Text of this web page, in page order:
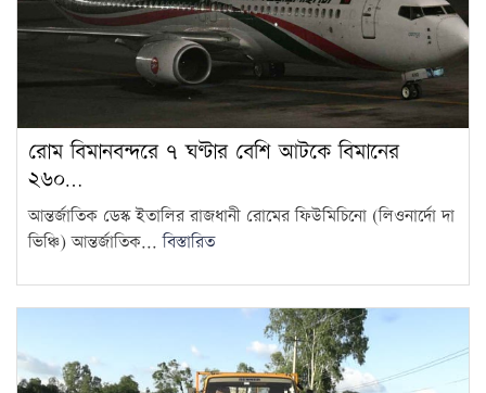
রোম বিমানবন্দরে ৭ ঘণ্টার বেশি আটকে বিমানের
২৬০…
আন্তর্জাতিক ডেস্ক ইতালির রাজধানী রোমের ফিউমিচিনো (লিওনার্দো দা
ভিঞ্চি) আন্তর্জাতিক...বিস্তারিত